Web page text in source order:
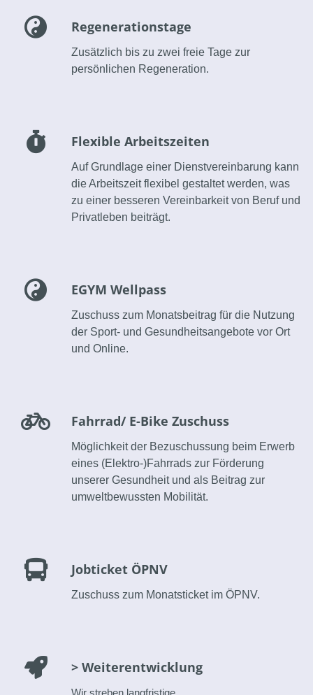
Regenerationstage
Zusätzlich bis zu zwei freie Tage zur
persönlichen Regeneration.
Flexible Arbeitszeiten
Auf Grundlage einer Dienstvereinbarung kann
die Arbeitszeit flexibel gestaltet werden, was
zu einer besseren Vereinbarkeit von Beruf und
Privatleben beiträgt.
EGYM Wellpass
Zuschuss zum Monatsbeitrag für die Nutzung
der Sport- und Gesundheitsangebote vor Ort
und Online.
Fahrrad/ E-Bike Zuschuss
Möglichkeit der Bezuschussung beim Erwerb
eines (Elektro-)Fahrrads zur Förderung
unserer Gesundheit und als Beitrag zur
umweltbewussten Mobilität.
Jobticket ÖPNV
Zuschuss zum Monatsticket im ÖPNV.
> Weiterentwicklung
Wir streben langfristige